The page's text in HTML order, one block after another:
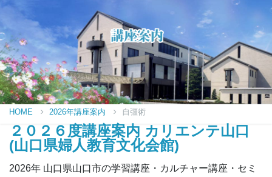
HOME 2026年講座案内 自彊術
２０２６度講座案内 カリエンテ山口
(山口県婦人教育文化会館)
2026年 山口県山口市の学習講座・カルチャー講座・セミ